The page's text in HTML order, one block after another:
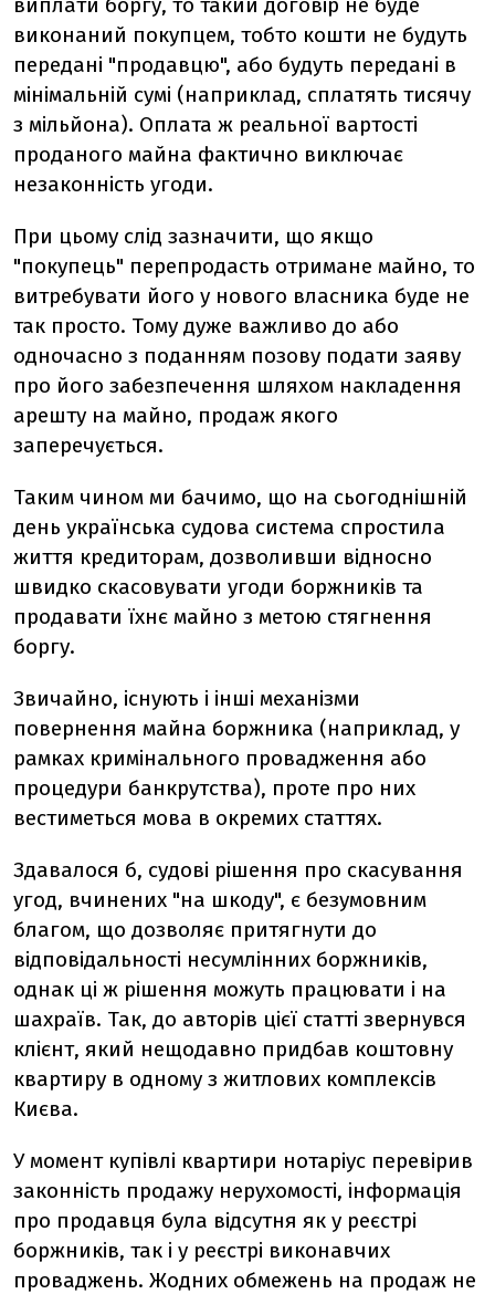
виконаний покупцем, тобто кошти не будуть
передані "продавцю", або будуть передані в
мінімальній сумі (наприклад, сплатять тисячу
з мільйона). Оплата ж реальної вартості
проданого майна фактично виключає
незаконність угоди.
При цьому слід зазначити, що якщо
"покупець" перепродасть отримане майно, то
витребувати його у нового власника буде не
так просто. Тому дуже важливо до або
одночасно з поданням позову подати заяву
про його забезпечення шляхом накладення
арешту на майно, продаж якого
заперечується.
Таким чином ми бачимо, що на сьогоднішній
день українська судова система спростила
життя кредиторам, дозволивши відносно
швидко скасовувати угоди боржників та
продавати їхнє майно з метою стягнення
боргу.
Звичайно, існують і інші механізми
повернення майна боржника (наприклад, у
рамках кримінального провадження або
процедури банкрутства), проте про них
вестиметься мова в окремих статтях.
Здавалося б, судові рішення про скасування
угод, вчинених "на шкоду", є безумовним
благом, що дозволяє притягнути до
відповідальності несумлінних боржників,
однак ці ж рішення можуть працювати і на
шахраїв. Так, до авторів цієї статті звернувся
клієнт, який нещодавно придбав коштовну
квартиру в одному з житлових комплексів
Києва.
У момент купівлі квартири нотаріус перевірив
законність продажу нерухомості, інформація
про продавця була відсутня як у реєстрі
боржників, так і у реєстрі виконавчих
проваджень. Жодних обмежень на продаж не